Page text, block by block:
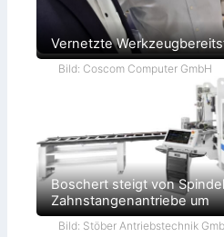
Vernetzte
Bild: Coscom Computer GmbH
Boschert steigt von
Zahnstangenantriebe um
Bild: Stöber Antriebstechnik